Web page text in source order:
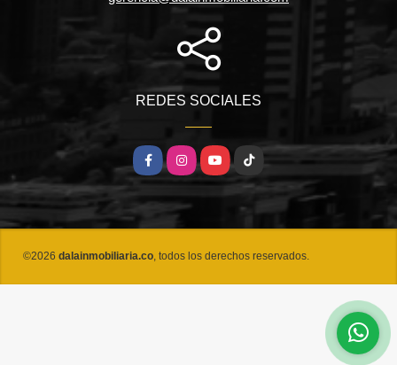
REDES SOCIALES
FacebookInstagramYouTube
TikTok
©2026 dalainmobiliaria.co, todos los derechos reservados.